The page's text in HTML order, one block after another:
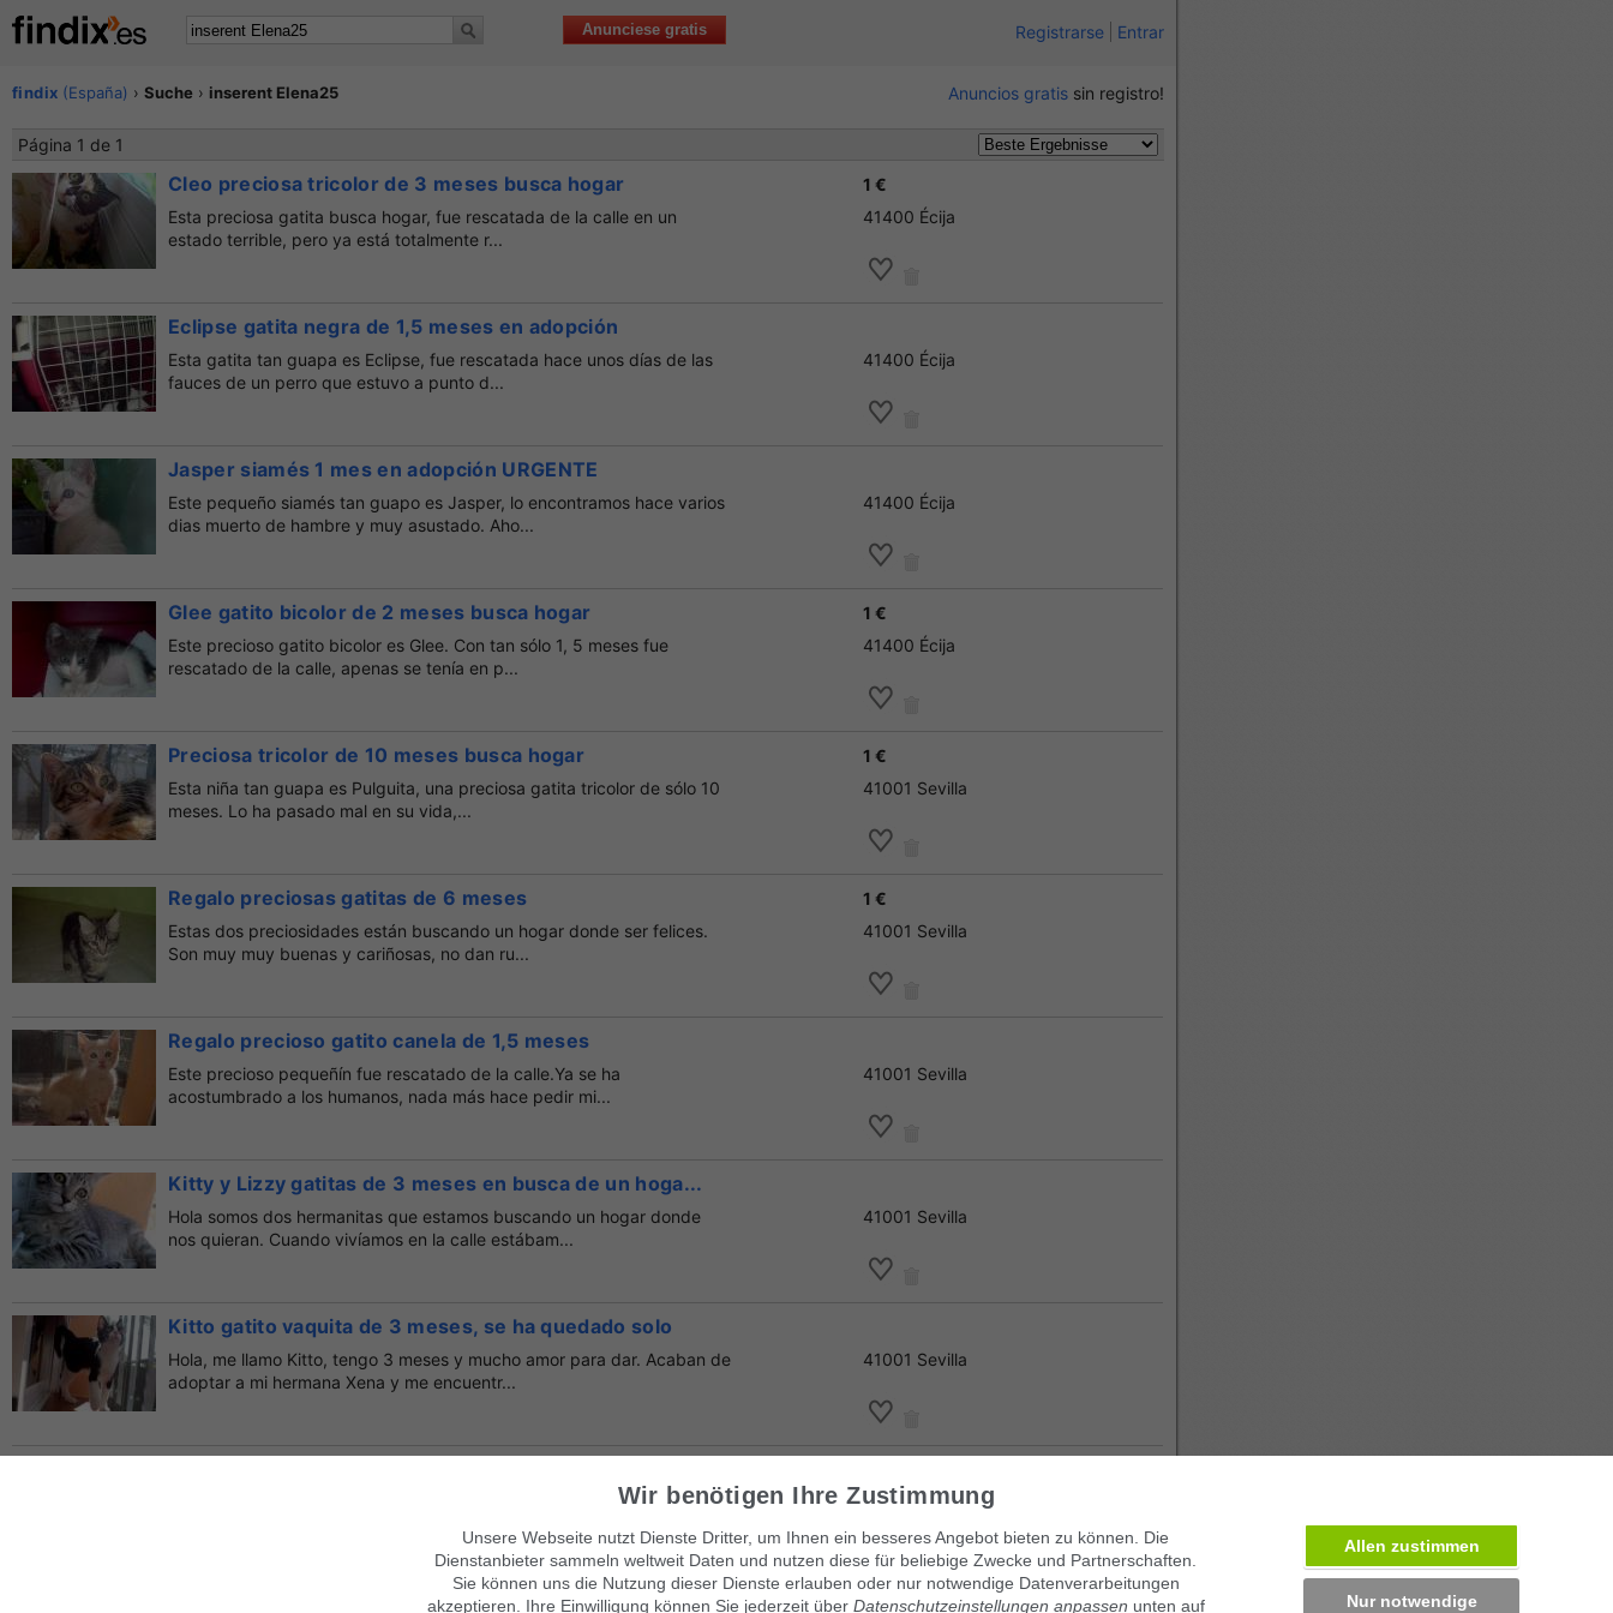
Anunciese gratis Registrarse Entrar
findix (España) ›Suche › inserent Elena25 Anuncios gratis sin registro!
Página 1 de 1
Cleo preciosa tricolor de 3 meses busca hogar
Esta preciosa gatita busca hogar, fue rescatada de la calle en un
estado terrible, pero ya está totalmente r...
1 €
41400 Écija
Eclipse gatita negra de 1,5 meses en adopción
Esta gatita tan guapa es Eclipse, fue rescatada hace unos días de las
fauces de un perro que estuvo a punto d...
41400 Écija
Jasper siamés 1 mes en adopción URGENTE
Este pequeño siamés tan guapo es Jasper, lo encontramos hace varios
dias muerto de hambre y muy asustado. Aho...
41400 Écija
Glee gatito bicolor de 2 meses busca hogar
Este precioso gatito bicolor es Glee. Con tan sólo 1, 5 meses fue
rescatado de la calle, apenas se tenía en p...
1 €
41400 Écija
Preciosa tricolor de 10 meses busca hogar
Esta niña tan guapa es Pulguita, una preciosa gatita tricolor de sólo 10
meses. Lo ha pasado mal en su vida,...
1 €
41001 Sevilla
Regalo preciosas gatitas de 6 meses
Estas dos preciosidades están buscando un hogar donde ser felices.
Son muy muy buenas y cariñosas, no dan ru...
1 €
41001 Sevilla
Regalo precioso gatito canela de 1,5 meses
Este precioso pequeñín fue rescatado de la calle.Ya se ha
acostumbrado a los humanos, nada más hace pedir mi...
41001 Sevilla
Kitty y Lizzy gatitas de 3 meses en busca de un hoga...
Hola somos dos hermanitas que estamos buscando un hogar donde
nos quieran. Cuando vivíamos en la calle estábam...
41001 Sevilla
Kitto gatito vaquita de 3 meses, se ha quedado solo
Hola, me llamo Kitto, tengo 3 meses y mucho amor para dar. Acaban de
adoptar a mi hermana Xena y me encuentr...
41001 Sevilla
Maka y Lena llegaron a mis manos gracias a una persona amante de los
41001 Sevilla
Wir benötigen Ihre Zustimmung
Unsere Webseite nutzt Dienste Dritter, um Ihnen ein besseres Angebot bieten zu können. Die
Dienstanbieter sammeln weltweit Daten und nutzen diese für beliebige Zwecke und Partnerschaften.
Sie können uns die Nutzung dieser Dienste erlauben oder nur notwendige Datenverarbeitungen
akzeptieren. Ihre Einwilligung können Sie jederzeit über Datenschutzeinstellungen anpassen unten auf
Allen zustimmen
Nur notwendige